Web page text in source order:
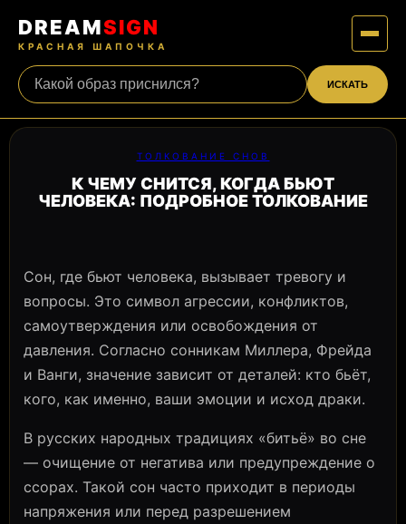
DREAMSIGN
КРАСНАЯ ШАПОЧКА
ИСКАТЬ
ТОЛКОВАНИЕ СНОВ
К ЧЕМУ СНИТСЯ, КОГДА БЬЮТ
ЧЕЛОВЕКА: ПОДРОБНОЕ ТОЛКОВАНИЕ
Сон, где бьют человека, вызывает тревогу и
вопросы. Это символ агрессии, конфликтов,
самоутверждения или освобождения от
давления. Согласно сонникам Миллера, Фрейда
и Ванги, значение зависит от деталей: кто бьёт,
кого, как именно, ваши эмоции и исход драки.
В русских народных традициях «битьё» во сне
— очищение от негатива или предупреждение о
ссорах. Такой сон часто приходит в периоды
напряжения или перед разрешением